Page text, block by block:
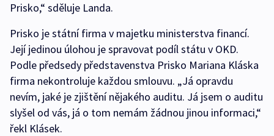
Prisko,“ sděluje Landa.
Prisko je státní firma v majetku ministerstva financí.
Její jedinou úlohou je spravovat podíl státu v OKD.
Podle předsedy představenstva Prisko Mariana Kláska
firma nekontroluje každou smlouvu. „Já opravdu
nevím, jaké je zjištění nějakého auditu. Já jsem o auditu
slyšel od vás, já o tom nemám žádnou jinou informaci,“
řekl Klásek.